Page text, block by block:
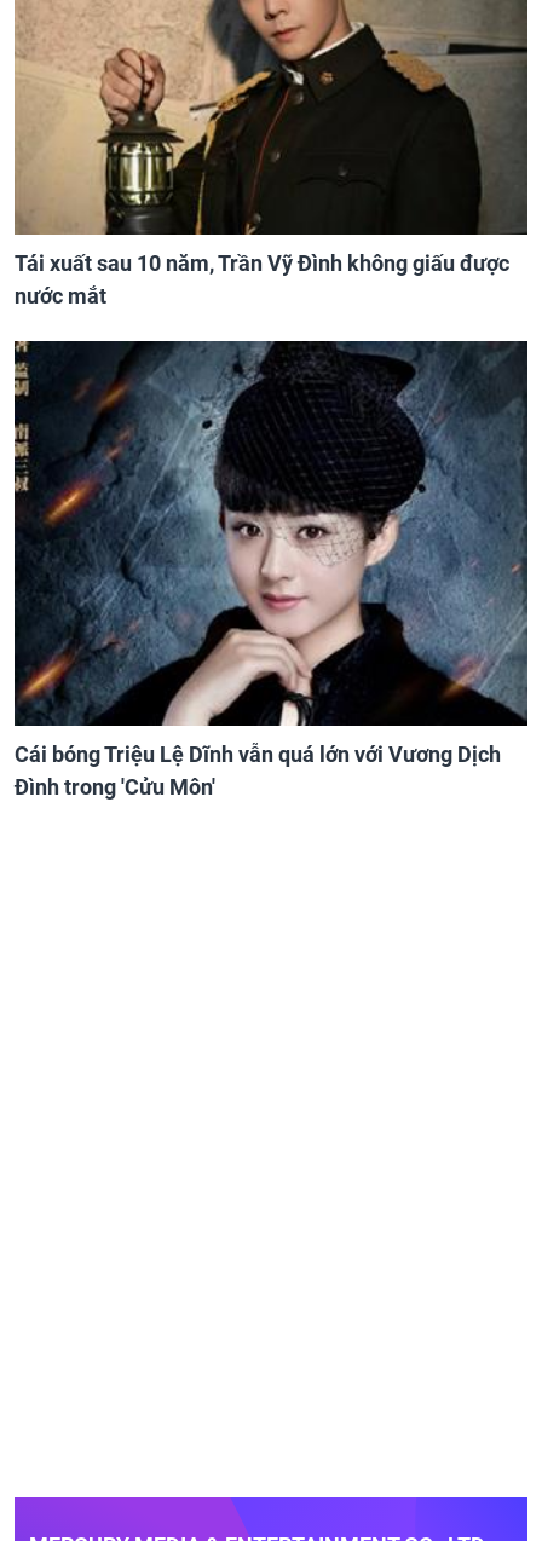
Tái xuất sau 10 năm, Trần Vỹ Đình không giấu được
nước mắt
Cái bóng Triệu Lệ Dĩnh vẫn quá lớn với Vương Dịch
Đình trong 'Cửu Môn'